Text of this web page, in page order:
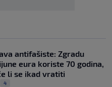
antifašiste: Zgradu
eura koriste 70 godina,
li se ikad vratiti
4